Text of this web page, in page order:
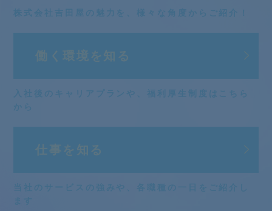
働く環境を知る
仕事を知る